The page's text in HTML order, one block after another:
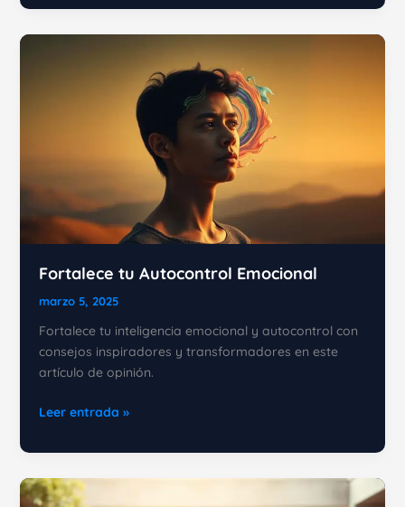
Equilibrio
Emocional:
Fortalece tu Autocontrol Emocional
marzo 5, 2025
Fortalece tu inteligencia emocional y autocontrol con
consejos inspiradores y transformadores en este
artículo de opinión.
Fortalece
Autocontrol
Leer entrada »